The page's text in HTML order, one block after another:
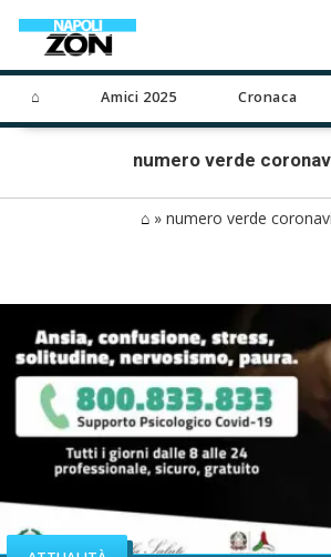
⌂ Amici 2025 Cronaca
numero verde
⌂ » numero verde